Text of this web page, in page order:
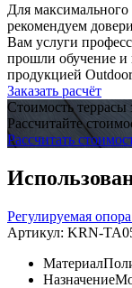
Для максимального
рекомендуем
Вам услуги
прошли обучение и
продукцией
Заказать расчёт
Стоимость террасы
Рассчитайте
Рассчитать
Регулируемая
Артикул: KRN-
Материал
Назначение